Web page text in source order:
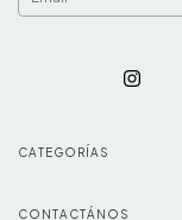
CATEGORÍAS
CONTACTÁNOS